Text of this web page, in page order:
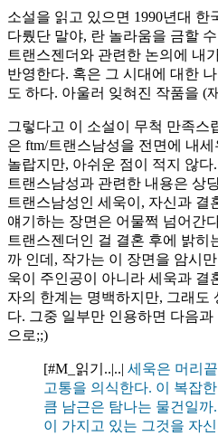
소설을 읽고 있으면 1990년대 한
다뤘단 말야, 란 놀라움을 금할
트랜스젠더와 관련한 논의에 내
반영한다. 혹은 그 시대에 대한
도 하다. 아울러 잊혀진 작품을 (
그렇다고 이 소설이 무척 만족스
은 ftm/트랜스남성을 전면에 내
놀랍지만, 아쉬운 점이 적지 않
트랜스남성과 관련한 내용은 상
트랜스남성인 세욱이, 자신과 결
얘기하는 장면은 어물쩍 넘어간
트랜스젠더인 걸 결혼 후에 밝히
까 인데, 작가는 이 장면을 암시
욱이 주인공이 아니라 세욱과 결
자의 한계는 명백하지만, 그래도
다. 그중 일부만 인용하면 다음과
으로;;)
[#M_읽기..|..| 세욱은 머리
고통을 의식한다. 이 복잡
큼 남근은 탐나는 물건일
이 가지고 있는 그것을 자